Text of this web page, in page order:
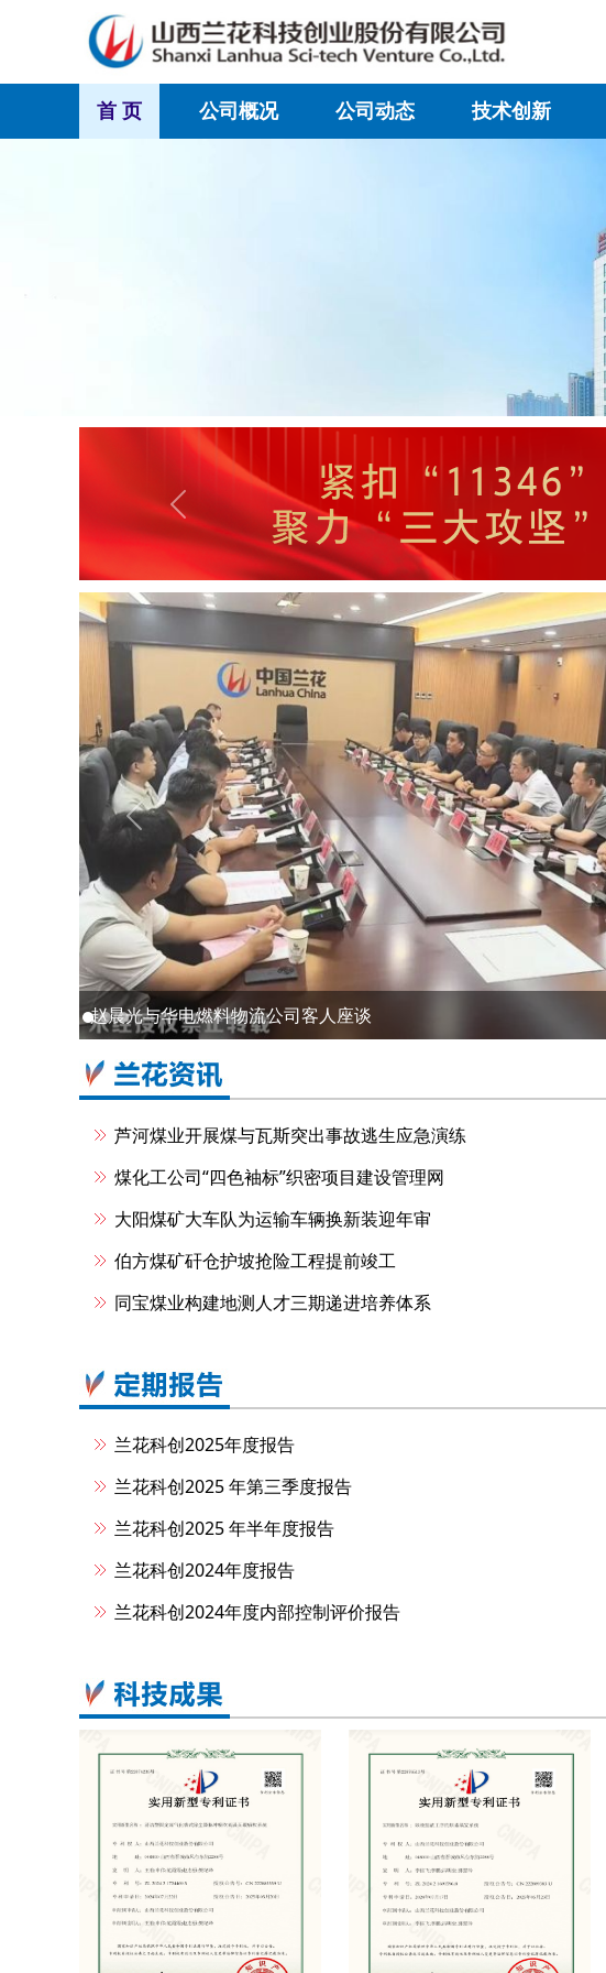
首 页 公司概况 公司动态 技术创新
Previous
赵晨光与华电燃料物流公司客人座谈
芦河煤业开展煤与瓦斯突出事故逃生应急演练
煤化工公司“四色袖标”织密项目建设管理网
大阳煤矿大车队为运输车辆换新装迎年审
伯方煤矿矸仓护坡抢险工程提前竣工
同宝煤业构建地测人才三期递进培养体系
兰花科创2025年度报告
兰花科创2025 年第三季度报告
兰花科创2025 年半年度报告
兰花科创2024年度报告
兰花科创2024年度内部控制评价报告